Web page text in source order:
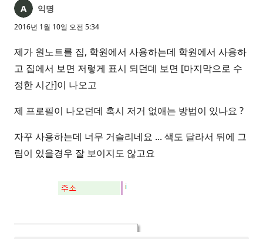
익명
2016년 1월 10일 오전 5:34
제가 원노트를 집, 학원에서 사용하는데 학원에서 사용하
고 집에서 보면 저렇게 표시 되던데 보면 [마지막으로 수
정한 시간]이 나오고
제 프로필이 나오던데 혹시 저거 없애는 방법이 있나요 ?
자꾸 사용하는데 너무 거슬리네요 ... 색도 달라서 뒤에 그
림이 있을경우 잘 보이지도 않고요